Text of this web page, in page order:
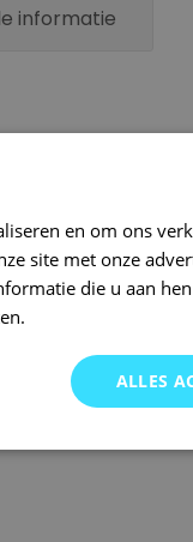
aantal
informatie
behandel je nu
Systems. U
hecht.
het gaat om
kleurencombinaties
professionele
voor uw auto bij
ook terecht voor
en om ons
site met onze
die u aan
ALLES